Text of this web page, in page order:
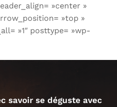
»center »
»top »
»1″ posttype= »wp-
savoir se déguste avec